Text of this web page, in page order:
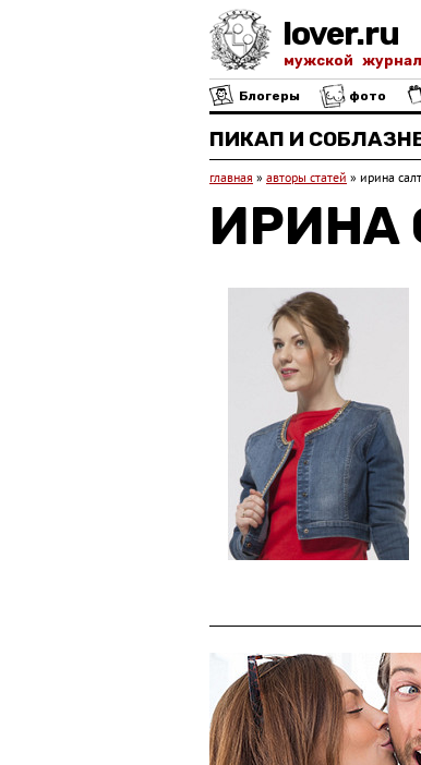
lover.ru
мужской журнал
Блогеры фото
ПИКАП И
главная » авторы статей » ирина
ИРИНА